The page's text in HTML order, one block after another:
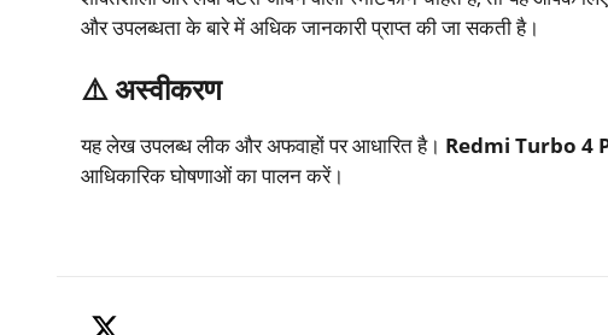
और उपलब्धता के बारे में अधिक जानकारी प्राप्त की जा सकती है।​
⚠️अस्वीकरण
यह लेख उपलब्ध लीक और अफवाहों पर आधारित है। Redmi Turbo 4
आधिकारिक घोषणाओं का पालन करें।​